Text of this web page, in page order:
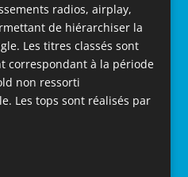
radios, airplay,
de hiérarchiser la
Les titres classés sont
correspondant à la période
non ressorti
Les tops sont réalisés par